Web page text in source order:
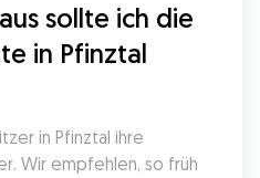
sollte ich die
in Pfinztal
in Pfinztal ihre
Wir empfehlen, so früh